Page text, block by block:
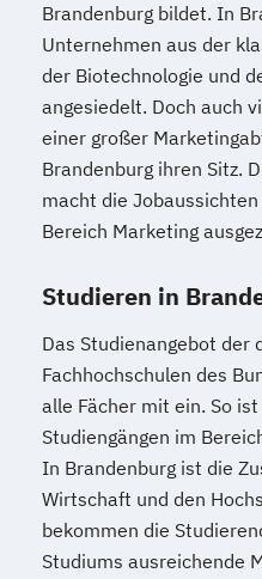
Brandenburg bildet. In
Unternehmen aus der
der Biotechnologie und
angesiedelt. Doch auch
einer großer
Brandenburg ihren Sitz.
macht die
Bereich Marketing
Studieren in
Das Studienangebot der
Fachhochschulen des
alle Fächer mit ein. So
Studiengängen im
In Brandenburg ist die
Wirtschaft und den
bekommen die
Studiums ausreichende